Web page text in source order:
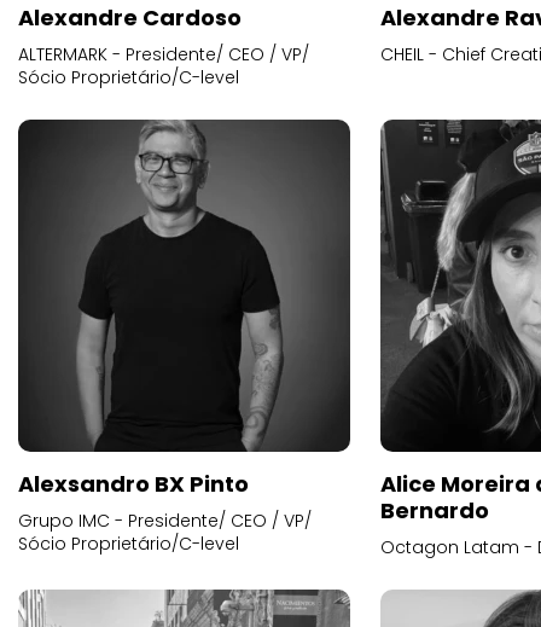
Alexandre Cardoso
ALTERMARK - Presidente/ CEO / VP/
Sócio Proprietário/C-level
Alexandre
CHEIL - Chief
Alexsandro BX Pinto
Grupo IMC - Presidente/ CEO / VP/
Sócio Proprietário/C-level
Alice
Bernardo
Octagon Latam -